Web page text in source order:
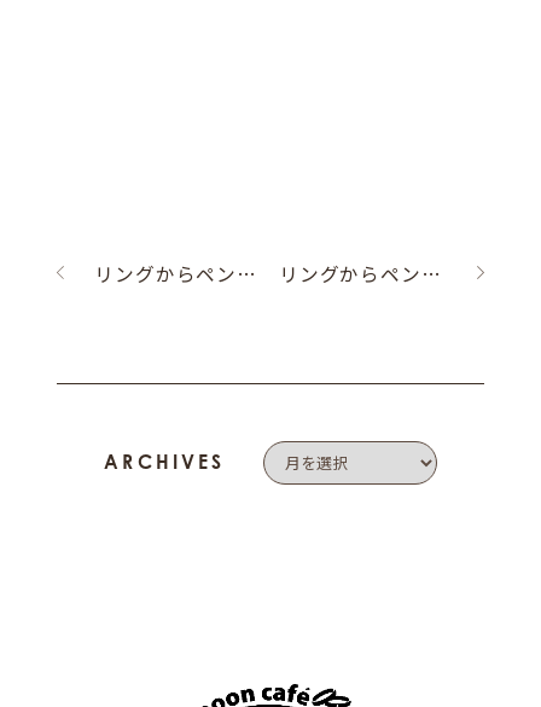
リングからペンダントへ リングからペンダントへ（出来上がり♪）
ARCHIVES